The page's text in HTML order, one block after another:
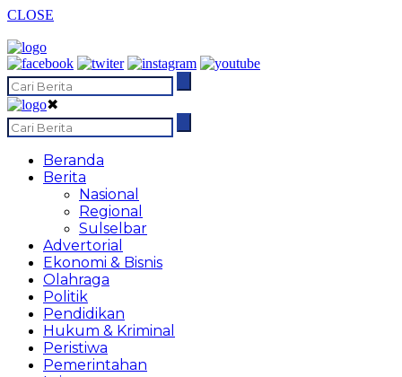
CLOSE
✖
Beranda
Berita
Nasional
Regional
Sulselbar
Advertorial
Ekonomi & Bisnis
Olahraga
Politik
Pendidikan
Hukum & Kriminal
Peristiwa
Pemerintahan